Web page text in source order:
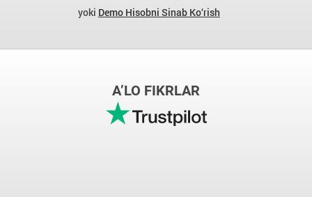
yoki Demo Hisobni Sinab Ko‘rish
A’LO FIKRLAR